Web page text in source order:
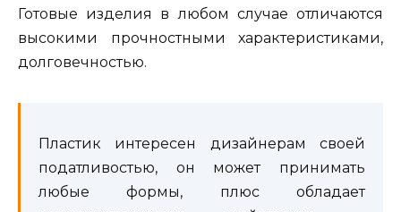
Готовые изделия в любом случае отличаются
высокими прочностными характеристиками,
долговечностью.
Пластик интересен дизайнерам своей
податливостью, он может принимать
любые формы, плюс обладает